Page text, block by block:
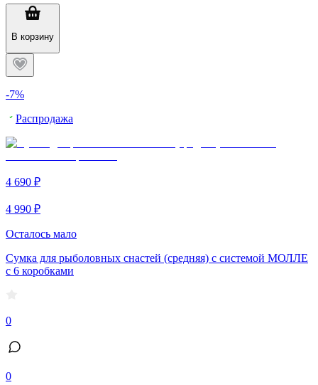
В корзину
-7%
Распродажа
4 690 ₽
4 990 ₽
Осталось мало
Сумка для рыболовных снастей (средняя) с системой МОЛЛЕ
c 6 коробками
0
0